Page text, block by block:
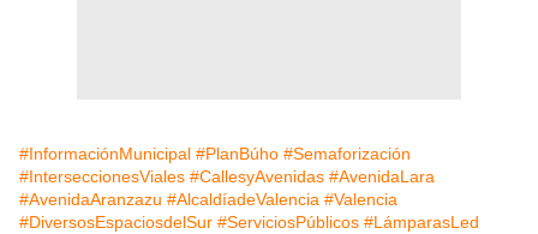
#InformaciónMunicipal #PlanBúho #Semaforización
#InterseccionesViales #CallesyAvenidas #AvenidaLara
#AvenidaAranzazu #AlcaldíadeValencia #Valencia
#DiversosEspaciosdelSur #ServiciosPúblicos #LámparasLed